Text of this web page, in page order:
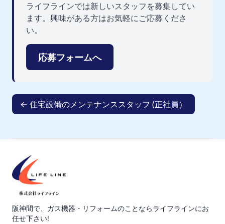
ライフラインでは新しいスタッフを募集してい
ます。興味がある方はお気軽にご応募くださ
い。
応募フォームへ
← 住宅設備のメンテナンススタッフ (正社員）
阪神間で、ガス機器・リフォームのことならライフラインにお
任せ下さい!